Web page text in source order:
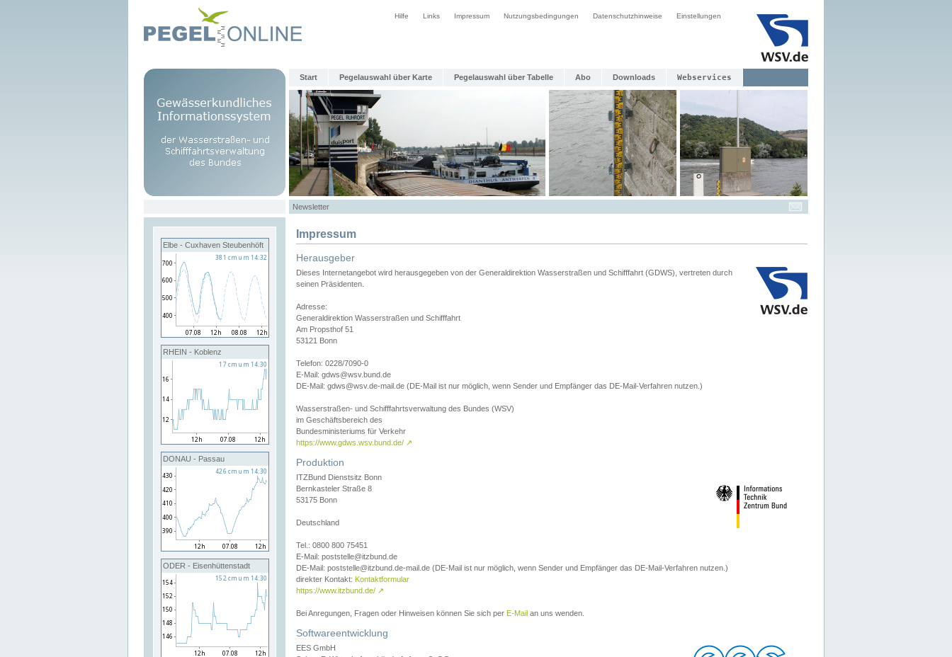
Hilfe Links Impressum Nutzungsbedingungen Datenschutzhinweise Einstellungen
Start Pegelauswahl über Karte Pegelauswahl über Tabelle Abo Downloads Webservices
Newsletter
Elbe - Cuxhaven Steubenhöft
RHEIN - Koblenz
DONAU - Passau
ODER - Eisenhüttenstadt
Impressum
Herausgeber
Dieses Internetangebot wird herausgegeben von der Generaldirektion Wasserstraßen und Schifffahrt (GDWS), vertreten durch
seinen Präsidenten.
Adresse:
Generaldirektion Wasserstraßen und Schifffahrt
Am Propsthof 51
53121 Bonn
Telefon: 0228/7090-0
E-Mail: gdws@wsv.bund.de
DE-Mail: gdws@wsv.de-mail.de (DE-Mail ist nur möglich, wenn Sender und Empfänger das DE-Mail-Verfahren nutzen.)
Wasserstraßen- und Schifffahrtsverwaltung des Bundes (WSV)
im Geschäftsbereich des
Bundesministeriums für Verkehr
https://www.gdws.wsv.bund.de/ ↗
Produktion
ITZBund Dienstsitz Bonn
Bernkasteler Straße 8
53175 Bonn
Deutschland
Tel.: 0800 800 75451
E-Mail: poststelle@itzbund.de
DE-Mail: poststelle@itzbund.de-mail.de (DE-Mail ist nur möglich, wenn Sender und Empfänger das DE-Mail-Verfahren nutzen.)
direkter Kontakt: Kontaktformular
https://www.itzbund.de/ ↗
Bei Anregungen, Fragen oder Hinweisen können Sie sich per E-Mail an uns wenden.
Softwareentwicklung
EES GmbH